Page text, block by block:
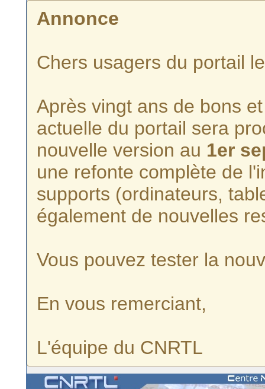
Annonce
Chers usagers du portail
Après vingt ans de bons
actuelle du portail sera
nouvelle version au 1er
une refonte complète de
supports (ordinateurs,
également de nouvelles
Vous pouvez tester la
En vous remerciant,
L'équipe du CNRTL